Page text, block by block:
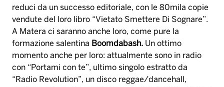
reduci da un successo editoriale, con le 80mila copie
vendute del loro libro “Vietato Smettere Di Sognare”.
A Matera ci saranno anche loro, come pure la
formazione salentina Boomdabash. Un ottimo
momento anche per loro: attualmente sono in radio
con “Portami con te”, ultimo singolo estratto da
“Radio Revolution”, un disco reggae/dancehall,